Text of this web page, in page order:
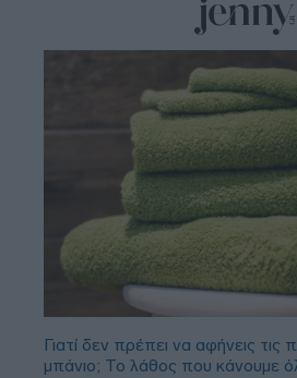
Γιατί δεν πρέπει να αφήνεις
μπάνιο; Το λάθος που κάνουμε